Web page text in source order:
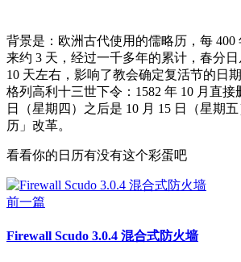
背景是：欧洲古代使用的儒略历，每 400
来约 3 天，经过一千多年的累计，春分日
10 天左右，影响了教会确定复活节的日
格列高利十三世下令：1582 年 10 月直接
日（星期四）之后是 10 月 15 日（星期
历」改革。
看看你的日历有没有这个彩蛋吧
前一篇
Firewall Scudo 3.0.4 混合式防火墙